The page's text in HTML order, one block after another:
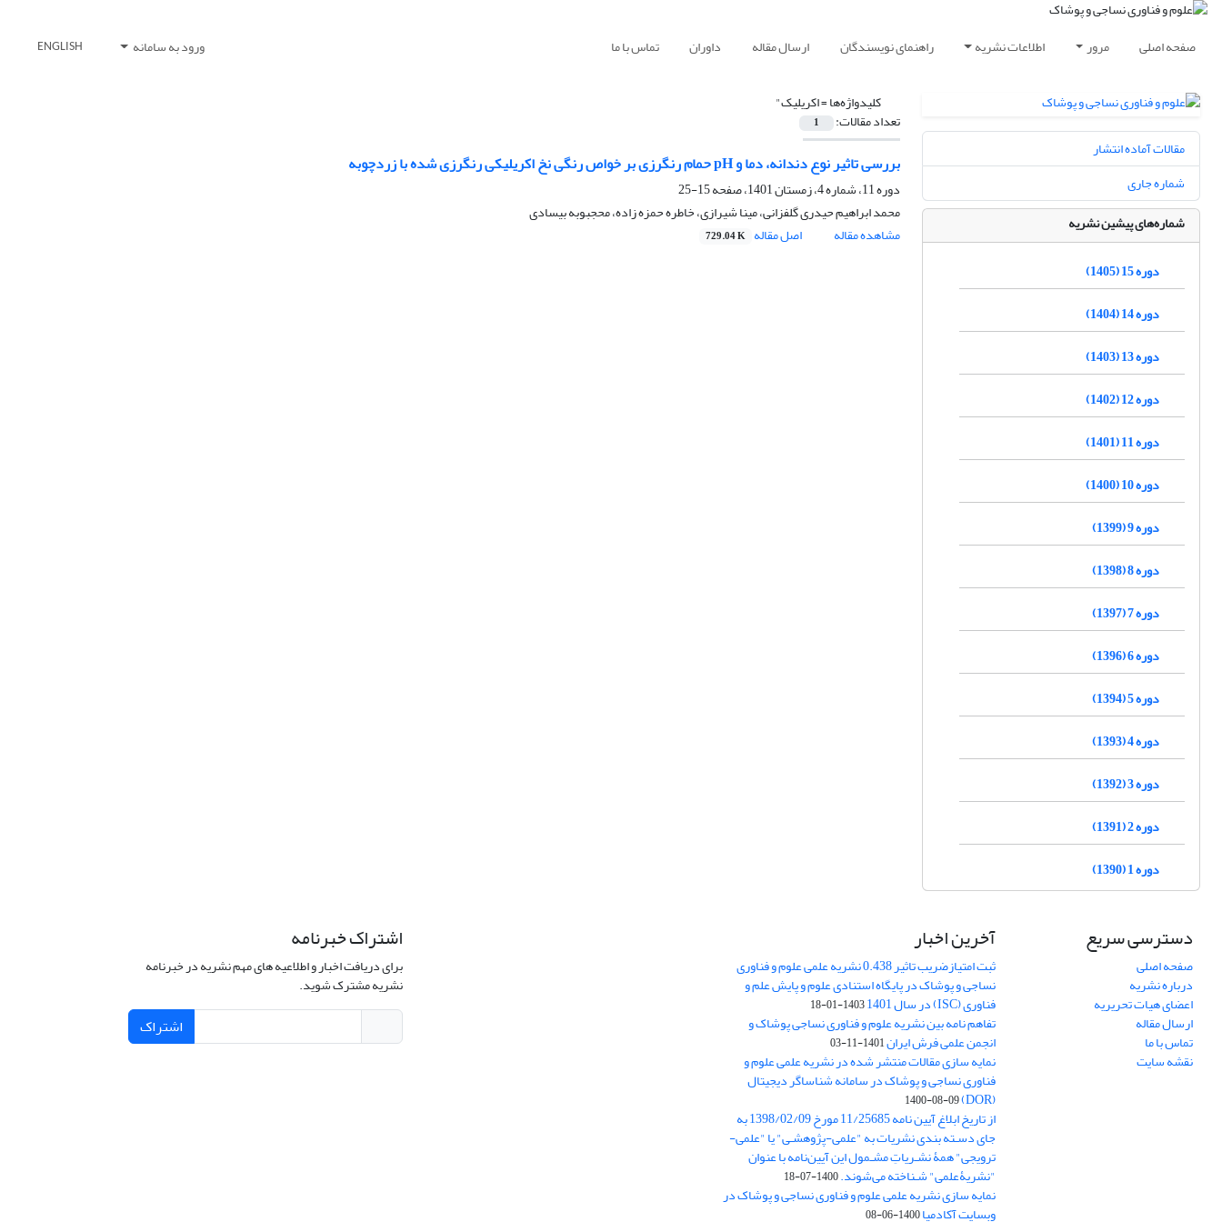
صفحه اصلی مرور اطلاعات نشریه راهنمای نویسندگان ارسال مقاله داوران تماس با ما ورود به سامانه ENGLISH
کلیدواژه‌ها =اکریلیک"
تعداد مقالات: 1
بررسی تاثیر نوع دندانه، دما و pH حمام رنگرزی بر خواص رنگی نخ اکریلیکی رنگرزی شده با زردچوبه
دوره 11، شماره 4، زمستان 1401، صفحه
15-25
محمد ابراهیم حیدری گلفزانی، مینا شیرازی، خاطره حمزه زاده، محجبوبه بیسادی
مشاهده مقاله
اصل مقاله 729.04 K
مقالات آماده انتشار
شماره جاری
شماره‌های پیشین نشریه
دوره 15 (1405)
دوره 14 (1404)
دوره 13 (1403)
دوره 12 (1402)
دوره 11 (1401)
دوره 10 (1400)
دوره 9 (1399)
دوره 8 (1398)
دوره 7 (1397)
دوره 6 (1396)
دوره 5 (1394)
دوره 4 (1393)
دوره 3 (1392)
دوره 2 (1391)
دوره 1 (1390)
دسترسی سریع
صفحه اصلی
درباره نشریه
اعضای هیات تحریریه
ارسال مقاله
تماس با ما
نقشه سایت
آخرین اخبار
ثبت امتیازضریب تاثیر 0.438 نشریه علمی علوم و فناوری
نساجی و پوشاک در پایگاه استنادی علوم و پایش علم و
فناوری (ISC) در سال 1401 1403-01-18
تفاهم نامه بین نشریه علوم و فناوری نساجی پوشاک و
انجمن علمی فرش ایران1401-11-03
نمایه سازی مقالات منتشر شده در نشریه علمی علوم و
فناوری نساجی و پوشاک در سامانه شناساگر دیجیتال
(DOR)
1400-08-09
از تاریخ ابلاغ آیین نامه 11/25685 مورخ 1398/02/09 به
جای دسـته بندی نشریات به "علمی-پژوهشـی" یا "علمی-
ترویجی" همۀ نشـریاتِ مشـمول این آیین‌نامه با عنوان
"نشریۀعلمی" شـناخته می‌شوند.1400-07-18
نمایه سازی نشریه علمی علوم و فناوری نساجی و پوشاک در
وبسایت آکادمیا1400-06-08
اشتراک خبرنامه
برای دریافت اخبار و اطلاعیه های مهم نشریه در خبرنامه
نشریه مشترک شوید.
اشتراک